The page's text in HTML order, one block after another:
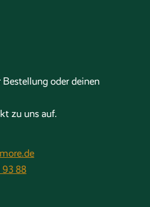
Bestellung oder deinen
zu uns auf.
93 88